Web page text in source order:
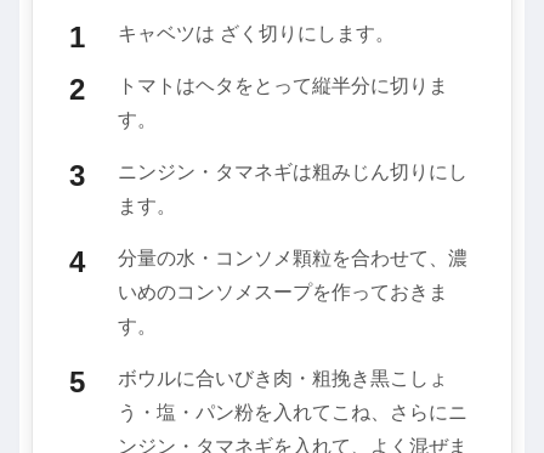
キャベツは ざく切りにします。
トマトはヘタをとって縦半分に切りま
す。
ニンジン・タマネギは粗みじん切りにし
ます。
分量の水・コンソメ顆粒を合わせて、濃
いめのコンソメスープを作っておきま
す。
ボウルに合いびき肉・粗挽き黒こしょ
う・塩・パン粉を入れてこね、さらにニ
ンジン・タマネギを入れて、よく混ぜま